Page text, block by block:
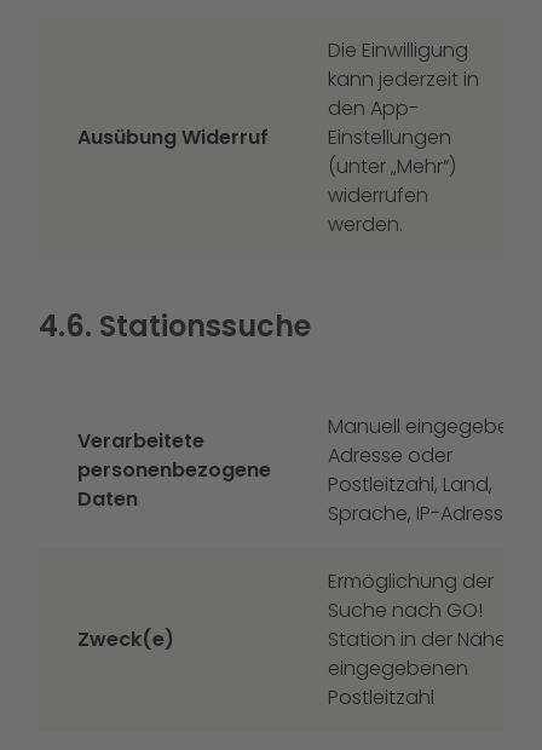
Ausübung Widerruf
Die Einwilligung
kann jederzeit in
den App-
Einstellungen
(unter „Mehr“)
widerrufen
werden.
4.6. Stationssuche
Verarbeitete
personenbezogene
Daten
Manuell eingegebene
Adresse oder
Postleitzahl, Land,
Sprache, IP-Adresse
Zweck(e)
Ermöglichung der
Suche nach GO!
Station in der Nähe der
eingegebenen
Postleitzahl